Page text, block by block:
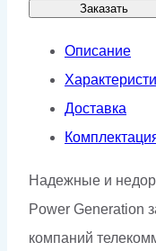
Заказать
Описание
Доставка
Надежные и
Power Generation
компаний